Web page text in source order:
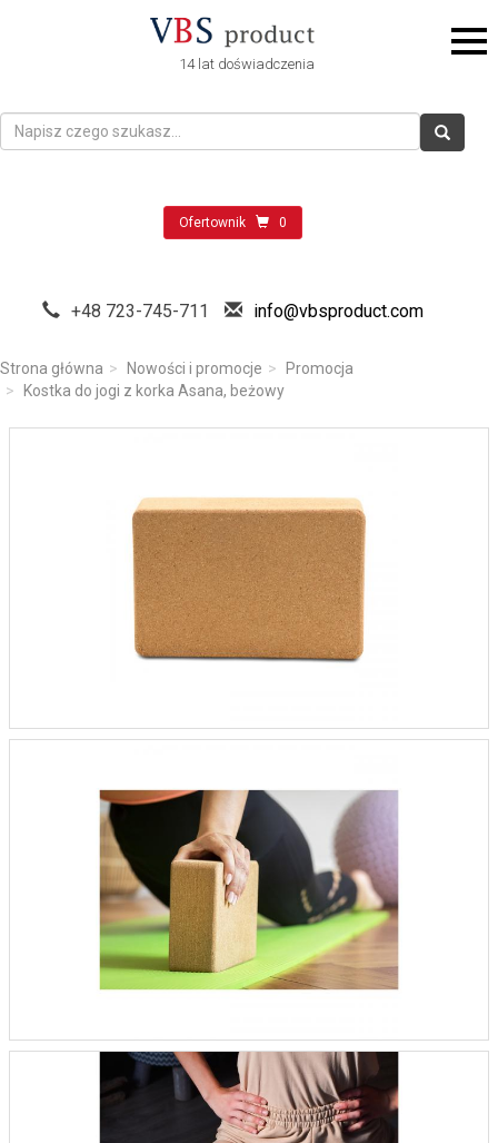
14 lat doświadczenia
Ofertownik 0
+48 723-745-711 info@vbsproduct.com
Strona główna Nowości i promocje
Promocja
Kostka do jogi z korka Asana, beżowy